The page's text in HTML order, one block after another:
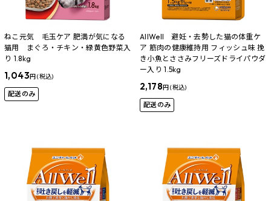
ねこ元気 毛玉ケア 肥満が気になる
猫用 まぐろ・チキン・緑黄色野菜入
り 1.8kg
1,043円 (税込)
配送のみ
AllWell 避妊・去勢した猫の体重ケ
ア 筋肉の健康維持用 フィッシュ味 挽
き小魚とささみフリーズドライパウダ
ー入り 1.5kg
2,178円 (税込)
配送のみ